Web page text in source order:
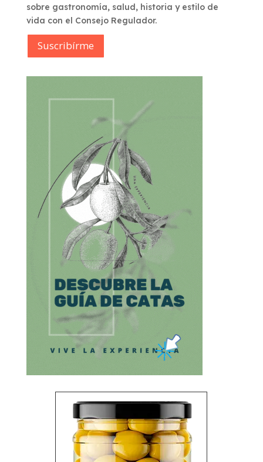
sobre gastronomía, salud, historia y estilo de
vida con el Consejo Regulador.
Suscribírme